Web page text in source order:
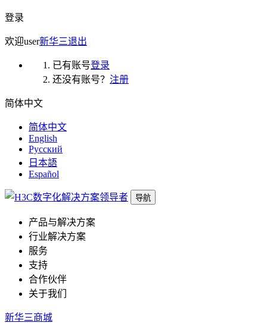
登录
欢迎user新华三退出
已有账号登录
还没有账号？ 注册
简体中文
简体中文
English
Русский
日本語
Español
导航
产品与解决方案
行业解决方案
服务
支持
合作伙伴
关于我们
新华三商城